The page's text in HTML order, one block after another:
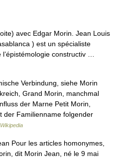
avec Edgar Morin. Jean Louis
) est un spécialiste
constructiv …
Verbindung, siehe Morin
Grand Morin, manchmal
der Marne Petit Morin,
der Familienname folgender
Pour les articles homonymes,
dit Morin Jean, né le 9 mai